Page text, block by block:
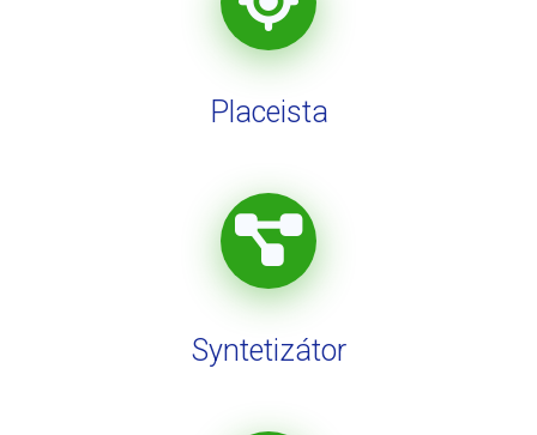
Placeista
Syntetizátor